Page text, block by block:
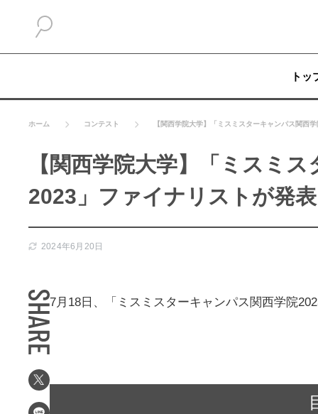
トッ
ホーム コンテスト 【関西学院大学】「ミスミスターキャンパス関西
【関西学院大学】「ミスミ
2023」ファイナリストが発表
2024年6月20日
7月18日、「ミスミスターキャンパス関西学院